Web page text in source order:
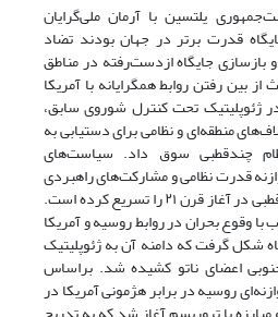
یلتسین با آرمان ملی‌گرایان
قدرت برتر در جهان بودند تضاد
بازسازی جایگاه از‌دست‌رفته در مناطق
بین رفتن روابط همگرایانه با آمریکا
ژئوپلیتیک تحت کنترل شوروی سابق،
منطقه‌ای و نظامی برای دستیابی به
چند‌قطبی سوق داد. سیاست‌های
قدرت نظامی و مشارکت‌های راهبردی
گذار به‌سوی نظام تک - چندقطبی در آغاز قرن ۲۱ را تسریع کرده است.
وقوع بحران در روابط روسیه و آمریکا
شکل گرفت که دامنه آن به ژئوپلیتیک
اعضای ناتو کشیده شد. بر‌اساس
روسیه در برابر هژمونی آمریکا در